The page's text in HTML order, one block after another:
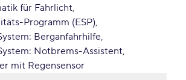
für Fahrlicht
Programm (ESP)
Berganfahrhilfe
Notbrems-Assistent
mit Regensensor